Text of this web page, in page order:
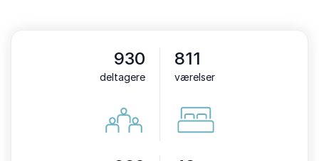
Når du vælger Bella Sky Conference & Event, får du
ikke kun moderne mødefaciliteter, men også en
tilbereder velsmagende måltider med fokus på
bæredygtighed og kvalitet. Vi bruger sæsonens
bedste ingredienser og lokale råvarer, så dine gæster
930
deltagere
811
værelser